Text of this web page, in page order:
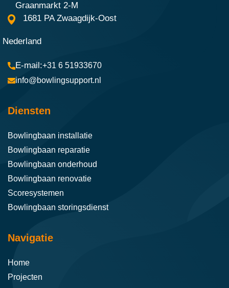
Graanmarkt 2-M
1681 PA Zwaagdijk-Oost
Nederland
+31 6 51933670
info@bowlingsupport.nl
Diensten
Bowlingbaan installatie
Bowlingbaan reparatie
Bowlingbaan onderhoud
Bowlingbaan renovatie
Scoresystemen
Bowlingbaan storingsdienst
Navigatie
Home
Projecten